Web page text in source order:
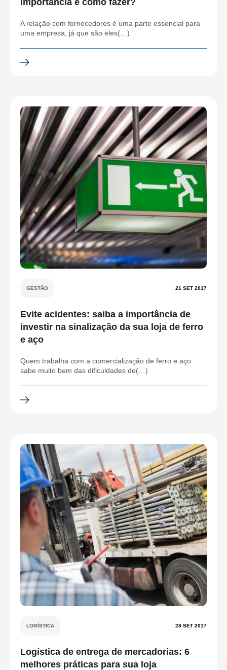
A relação com fornecedores é uma parte essencial para
uma empresa, já que são eles(…)
GESTÃO 21 SET 2017
Evite acidentes: saiba a importância de
investir na sinalização da sua loja de ferro
e aço
Quem trabalha com a comercialização de ferro e aço
sabe muito bem das dificuldades de(…)
LOGÍSTICA 28 SET 2017
Logística de entrega de mercadorias: 6
melhores práticas para sua loja